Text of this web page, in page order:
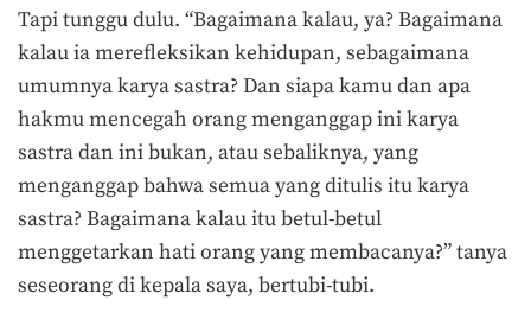
Tapi tunggu dulu. “Bagaimana kalau, ya? Bagaimana
kalau ia merefleksikan kehidupan, sebagaimana
umumnya karya sastra? Dan siapa kamu dan apa
hakmu mencegah orang menganggap ini karya
sastra dan ini bukan, atau sebaliknya, yang
menganggap bahwa semua yang ditulis itu karya
sastra? Bagaimana kalau itu betul-betul
menggetarkan hati orang yang membacanya?” tanya
seseorang di kepala saya, bertubi-tubi.